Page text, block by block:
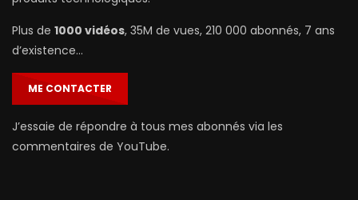
Plus de 1000 vidéos, 35M de vues, 210 000 abonnés, 7 ans
d’existence…
ME CONTACTER
J’essaie de répondre à tous mes abonnés via les
commentaires de YouTube.